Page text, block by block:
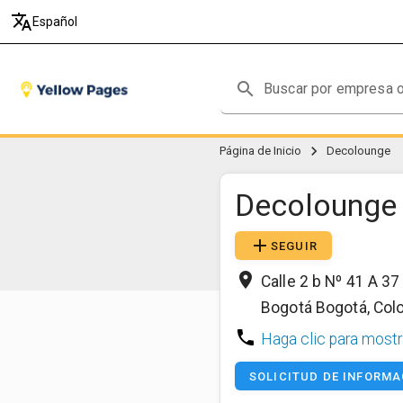
translate Español
search
Página de Inicio chevron_right Decolounge
Decolounge
add SEGUIR
place Calle 2 b Nº 41 A 37
Bogotá Bogotá,
phone Haga clic para
SOLICITUD DE